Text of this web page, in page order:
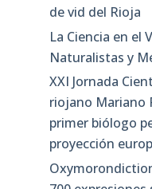
de vid del Rioja
La Ciencia en el
Naturalistas y
XXI Jornada
riojano Mariano
primer biólogo
proyección